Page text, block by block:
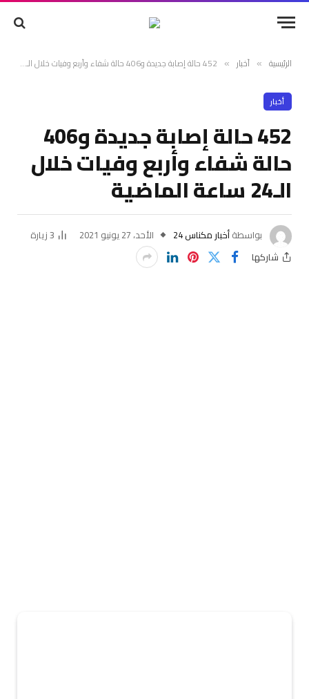
الرئيسية » أخبار » 452 حالة إصابة جديدة و406 حالة شفاء وأربع وفيات خلال الـ24 ساعة الماضية
أخبار
452 حالة إصابة جديدة و406
حالة شفاء وأربع وفيات خلال
الـ24 ساعة الماضية
بواسطةأخبار مكناس 24 الأحد، 27 يونيو 2021 3زيارة
شاركها